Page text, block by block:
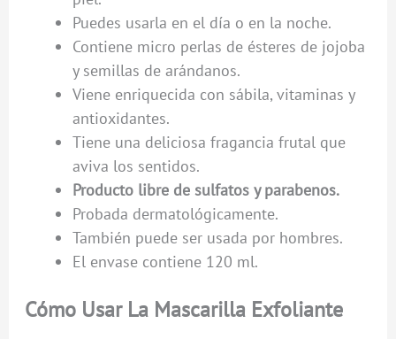
Puedes usarla en el día o en la noche.
Contiene micro perlas de ésteres de jojoba
y semillas de arándanos.
Viene enriquecida con sábila, vitaminas y
antioxidantes.
Tiene una deliciosa fragancia frutal que
aviva los sentidos.
Producto libre de sulfatos y parabenos.
Probada dermatológicamente.
También puede ser usada por hombres.
El envase contiene 120 ml.
Cómo Usar La Mascarilla Exfoliante